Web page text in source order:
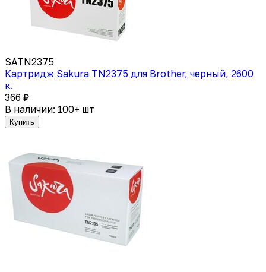
SATN2375
Картридж Sakura TN2375 для Brother, черный, 2600
к.
366 ₽
В наличии: 100+ шт
Купить